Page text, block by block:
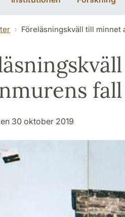
Föreläsningskväll till minnet
fall
30 oktober 2019